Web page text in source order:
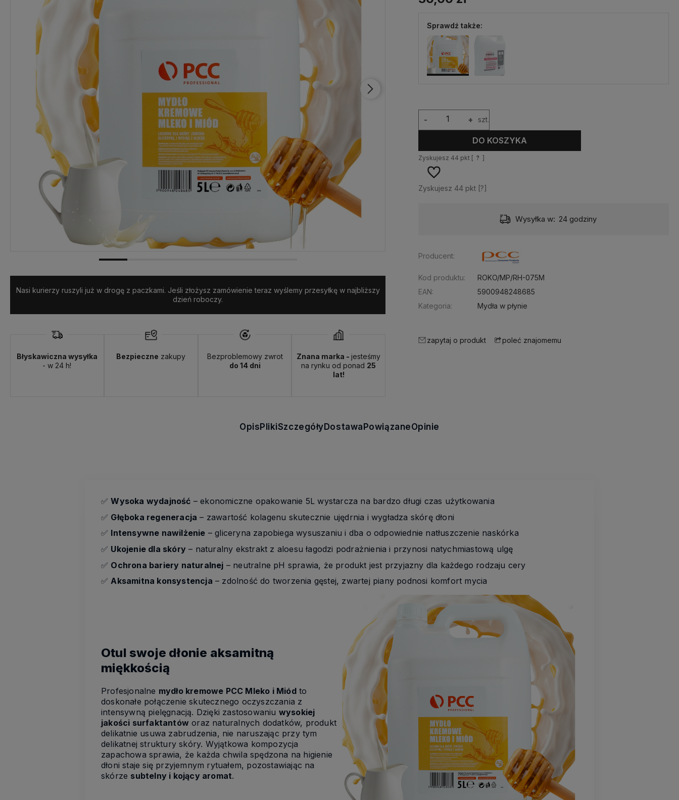
Nasi kurierzy ruszyli już w drogę z paczkami. Jeśli złożysz zamówienie teraz wyślemy przesyłkę w najbliższy
dzień roboczy.
Błyskawiczna wysyłka
- w 24 h!
Bezpieczne zakupy
Bezproblemowy zwrot
do 14 dni
Znana marka -jesteśmy
na rynku od ponad 25
lat!
Sprawdź także:
+
- szt.
DO KOSZYKA
Zyskujesz 44 pkt [ ? ]
Zyskujesz 44 pkt [?]
Ponad 30 szt. Wysyłka w: Dostawa: 11,99 zł - Przesyłka kurierska
Producent:
Kod produktu:
ROKO/MP/RH-075M
EAN:
5900948248685
Kategoria:
Mydła w płynie
zapytaj o produkt poleć znajomemu
OpisPlikiSzczegółyDostawaPowiązaneOpinie
✅ Wysoka wydajność – ekonomiczne opakowanie 5L wystarcza na bardzo długi czas użytkowania
✅ Głęboka regeneracja – zawartość kolagenu skutecznie ujędrnia i wygładza skórę dłoni
✅ Intensywne nawilżenie – gliceryna zapobiega wysuszaniu i dba o odpowiednie natłuszczenie naskórka
✅ Ukojenie dla skóry – naturalny ekstrakt z aloesu łagodzi podrażnienia i przynosi natychmiastową ulgę
✅ Ochrona bariery naturalnej – neutralne pH sprawia, że produkt jest przyjazny dla każdego rodzaju cery
✅ Aksamitna konsystencja – zdolność do tworzenia gęstej, zwartej piany podnosi komfort mycia
Otul swoje dłonie aksamitną
miękkością
Profesjonalne mydło kremowe PCC Mleko i Miódto
doskonałe połączenie skutecznego oczyszczania z
intensywną pielęgnacją. Dzięki zastosowaniu wysokiej
jakości surfaktantów oraz naturalnych dodatków, produkt
delikatnie usuwa zabrudzenia, nie naruszając przy tym
delikatnej struktury skóry. Wyjątkowa kompozycja
zapachowa sprawia, że każda chwila spędzona na higienie
dłoni staje się przyjemnym rytuałem, pozostawiając na
skórze subtelny i kojący aromat.